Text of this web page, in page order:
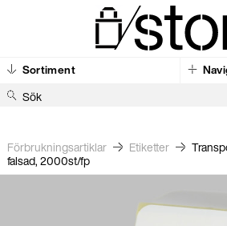
Sortiment
Sök
Förbrukningsartiklar Etiketter
falsad, 2000st/fp